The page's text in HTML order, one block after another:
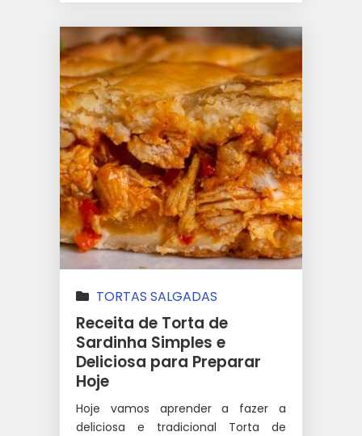
TORTAS SALGADAS
Receita de Torta de
Sardinha Simples e
Deliciosa para Preparar
Hoje
Hoje vamos aprender a fazer a
deliciosa e tradicional Torta de